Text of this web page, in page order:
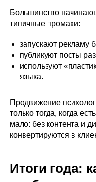
Большинство
типичные промахи:
запускают рекламу
публикуют посты
используют
языка.
Продвижение
только тогда, когда
мало: без контента и
конвертируются в
Итоги года: